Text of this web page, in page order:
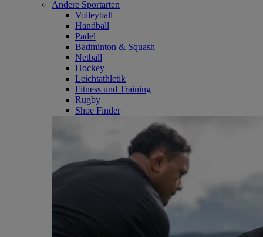
Andere Sportarten
Volleyball
Handball
Padel
Badminton & Squash
Netball
Hockey
Leichtathletik
Fitness und Training
Rugby
Shoe Finder